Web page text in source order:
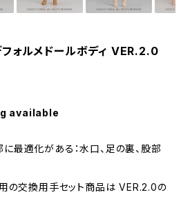
ォルメドールボディ VER.2.0
available
最適化がある：水口、足の裏、股部
の交換用手セット商品は VER.2.0の